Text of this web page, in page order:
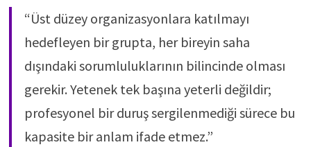
“Üst düzey organizasyonlara katılmayı
hedefleyen bir grupta, her bireyin saha
dışındaki sorumluluklarının bilincinde olması
gerekir. Yetenek tek başına yeterli değildir;
profesyonel bir duruş sergilenmediği sürece bu
kapasite bir anlam ifade etmez.”